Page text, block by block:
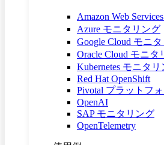
Amazon Web
Azure モニタリング
Google Cloud モニ
Oracle Cloud モニタ
Kubernetes モニタリ
Red Hat OpenShift
Pivotal プラットフ
OpenAI
SAP モニタリング
OpenTelemetry